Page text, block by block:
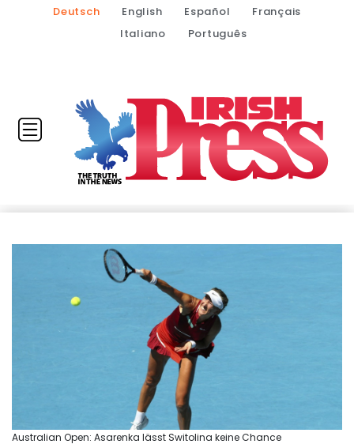
Deutsch English Español
Français
Italiano
Português
Australian Open: Asarenka lässt Switolina keine Chance